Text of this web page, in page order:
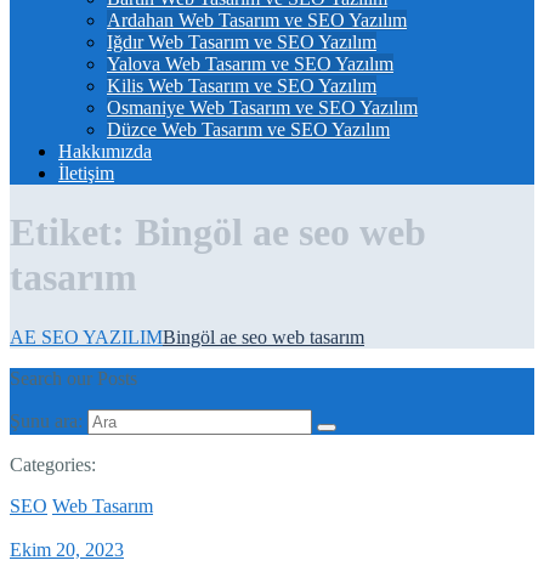
Ardahan Web Tasarım ve SEO Yazılım
Iğdır Web Tasarım ve SEO Yazılım
Yalova Web Tasarım ve SEO Yazılım
Kilis Web Tasarım ve SEO Yazılım
Osmaniye Web Tasarım ve SEO Yazılım
Düzce Web Tasarım ve SEO Yazılım
Hakkımızda
İletişim
Etiket: Bingöl ae seo web
tasarım
AE SEO YAZILIMBingöl ae seo web tasarım
Search our Posts
Şunu ara:
Categories:
SEO Web Tasarım
Ekim 20, 2023